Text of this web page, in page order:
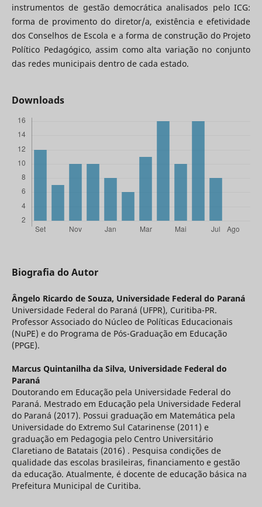
instrumentos de gestão democrática analisados pelo ICG:
forma de provimento do diretor/a, existência e efetividade
dos Conselhos de Escola e a forma de construção do Projeto
Político Pedagógico, assim como alta variação no conjunto
das redes municipais dentro de cada estado.
Downloads
Biografia do Autor
Ângelo Ricardo de Souza, Universidade Federal do Paraná
Universidade Federal do Paraná (UFPR), Curitiba-PR.
Professor Associado do Núcleo de Políticas Educacionais
(NuPE) e do Programa de Pós-Graduação em Educação
(PPGE).
Marcus Quintanilha da Silva, Universidade Federal do
Paraná
Doutorando em Educação pela Universidade Federal do
Paraná. Mestrado em Educação pela Universidade Federal
do Paraná (2017). Possui graduação em Matemática pela
Universidade do Extremo Sul Catarinense (2011) e
graduação em Pedagogia pelo Centro Universitário
Claretiano de Batatais (2016) . Pesquisa condições de
qualidade das escolas brasileiras, financiamento e gestão
da educação. Atualmente, é docente de educação básica na
Prefeitura Municipal de Curitiba.